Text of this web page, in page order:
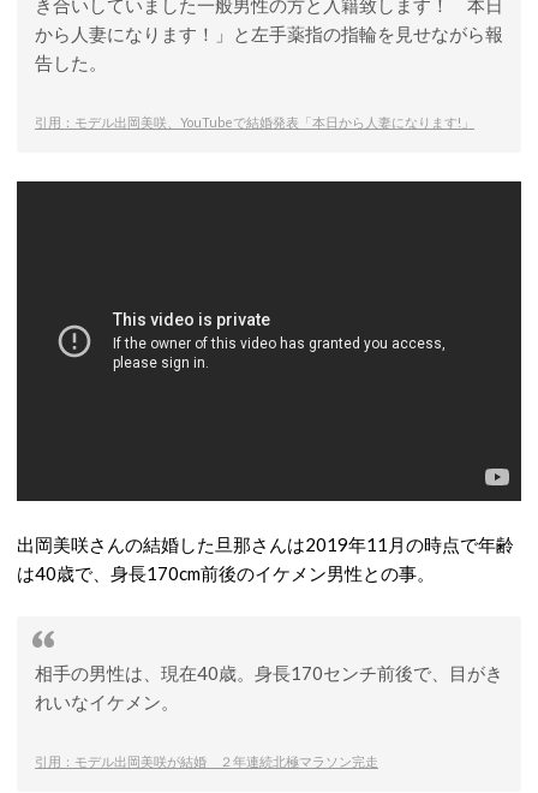
き合いしていました一般男性の方と入籍致します！ 本日
から人妻になります！」と左手薬指の指輪を見せながら報
告した。
引用：モデル出岡美咲、YouTubeで結婚発表「本日から人妻になります!」
出岡美咲さんの結婚した旦那さんは2019年11月の時点で年齢
は40歳で、身長170cm前後のイケメン男性との事。
相手の男性は、現在40歳。身長170センチ前後で、目がき
れいなイケメン。
引用：モデル出岡美咲が結婚 ２年連続北極マラソン完走